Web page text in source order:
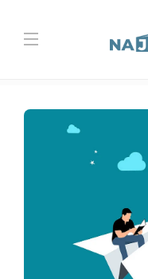
Home Inwestowanie
Mój